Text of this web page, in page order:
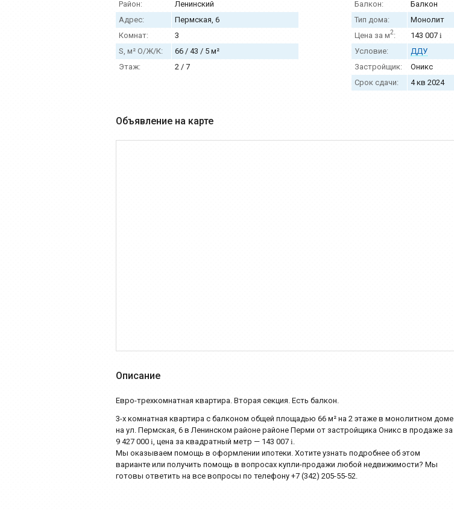
Район:
Ленинский
Адрес:
Пермская, 6
Комнат:
3
S, м² О/Ж/К:
66 / 43 / 5 м²
Этаж:
2 / 7
Балкон:
Балкон
Тип дома:
Монолит
Цена за м2
: 143 007 i
Условие:
ДДУ
Застройщик:
Оникс
Срок сдачи:
4 кв 2024
Объявление на карте
Описание
Евро-трехкомнатная квартира. Вторая секция. Есть балкон.
3-х комнатная квартира с балконом общей площадью 66 м² на 2 этаже в монолитном доме
на ул. Пермская, 6 в Ленинском районе районе Перми от застройщика Оникс в продаже за
9 427 000 i, цена за квадратный метр — 143 007 i.
Мы оказываем помощь в оформлении ипотеки. Хотите узнать подробнее об этом
варианте или получить помощь в вопросах купли-продажи любой недвижимости? Мы
готовы ответить на все вопросы по телефону +7 (342) 205-55-52.